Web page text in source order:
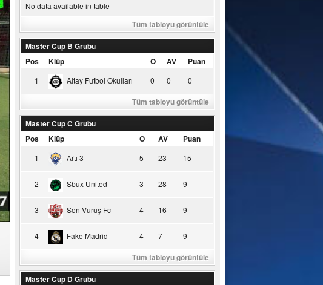
No data available in table
Tüm tabloyu görüntüle
Master Cup B Grubu
Pos
Klüp O AV Puan
1 Altay Futbol Okulları 0 0 0
Tüm tabloyu görüntüle
Master Cup C Grubu
Pos
Klüp O AV Puan
1 Artı 3 5 23 15
2 Sbux United 3 28 9
3 Son Vuruş Fc 4 16 9
4 Fake Madrid 4 7 9
Tüm tabloyu görüntüle
Master Cup D Grubu